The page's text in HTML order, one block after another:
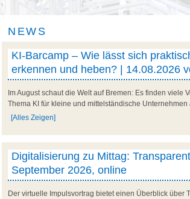
NEWS
KI-Barcamp – Wie lässt sich
erkennen und heben? | 14.08.2026
Im August schaut die Welt auf Bremen: Es finden
Thema KI für kleine und mittelständische
[Alles Zeigen]
Digitalisierung zu Mittag:
September 2026, online
Der virtuelle Impulsvortrag bietet einen Überblick